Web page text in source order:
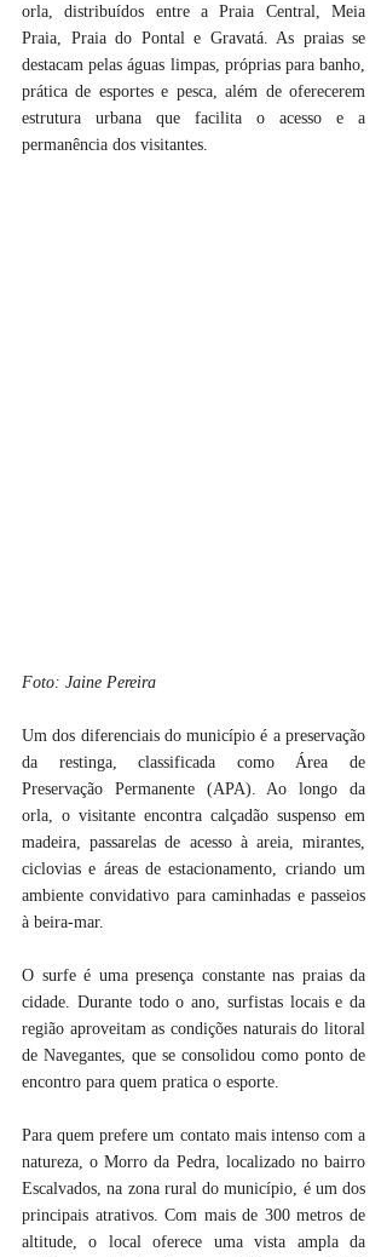
orla, distribuídos entre a Praia Central, Meia
Praia, Praia do Pontal e Gravatá. As praias se
destacam pelas águas limpas, próprias para banho,
prática de esportes e pesca, além de oferecerem
estrutura urbana que facilita o acesso e a
permanência dos visitantes.
Foto: Jaine Pereira
Um dos diferenciais do município é a preservação
da restinga, classificada como Área de
Preservação Permanente (APA). Ao longo da
orla, o visitante encontra calçadão suspenso em
madeira, passarelas de acesso à areia, mirantes,
ciclovias e áreas de estacionamento, criando um
ambiente convidativo para caminhadas e passeios
à beira-mar.
O surfe é uma presença constante nas praias da
cidade. Durante todo o ano, surfistas locais e da
região aproveitam as condições naturais do litoral
de Navegantes, que se consolidou como ponto de
encontro para quem pratica o esporte.
Para quem prefere um contato mais intenso com a
natureza, o Morro da Pedra, localizado no bairro
Escalvados, na zona rural do município, é um dos
principais atrativos. Com mais de 300 metros de
altitude, o local oferece uma vista ampla da